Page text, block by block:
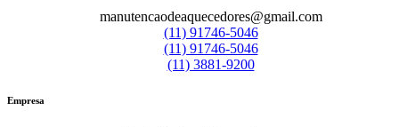
manutencaodeaquecedores@gmail.com
(11) 91746-5046
(11) 91746-5046
(11) 3881-9200
Empresa